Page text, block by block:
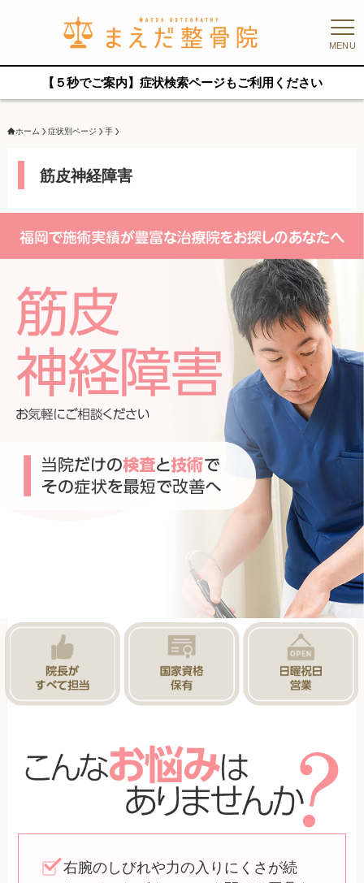
MENU
【５秒でご案内】症状検索ページもご利用ください
ホーム 症状別ページ 手
筋皮神経障害
右腕のしびれや力の入りにくさが続